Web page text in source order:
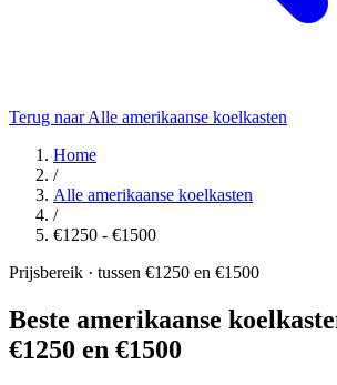
Terug naar Alle amerikaanse koelkasten
Home
/
Alle amerikaanse koelkasten
/
€1250 - €1500
Prijsbereik · tussen €1250 en €1500
Beste amerikaanse
€1250 en €1500